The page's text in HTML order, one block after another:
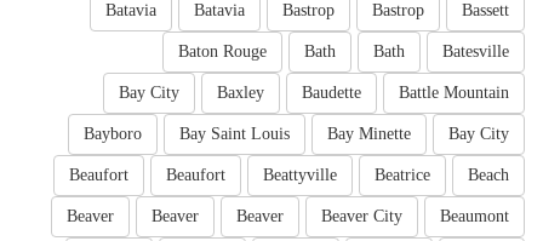
Bassett
Bastrop
Bastrop
Batavia
Batavia
Batesville
Bath
Bath
Baton Rouge
Battle Mountain
Baudette
Baxley
Bay City
Bay City
Bay Minette
Bay Saint Louis
Bayboro
Beach
Beatrice
Beattyville
Beaufort
Beaufort
Beaumont
Beaver City
Beaver
Beaver
Beaver